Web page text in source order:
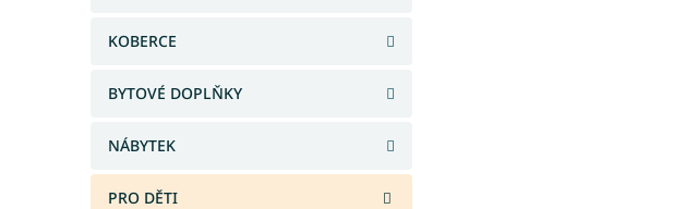
l
KOBERCE
BYTOVÉ DOPLŇKY
NÁBYTEK
PRO DĚTI